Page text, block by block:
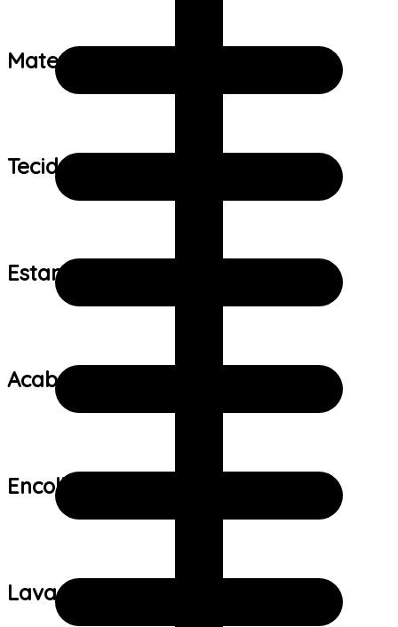
Material:
Tecido:
Estampa:
Acabamento:
Encolhimento:
Lavagem: